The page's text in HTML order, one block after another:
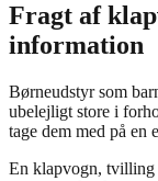
Fragt af
information
Børneudstyr som
ubelejligt store i
tage dem med på en
En klapvogn, tvilling